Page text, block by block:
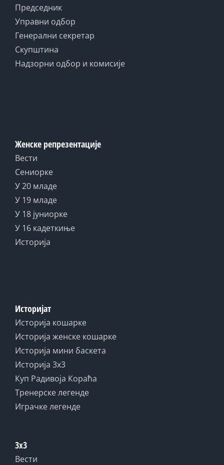
Председник
Управни одбор
Генерални секретар
Скупштина
Надзорни одбор и комисије
Женске репрезентације
Вести
Сениорке
У 20 младе
У 19 младе
У 18 јуниорке
У 16 кадеткиње
Историја
Историјат
Историја кошарке
Историја женске кошарке
Историја мини баскета
Историја 3x3
Куп Радивоја Кораћа
Тренерске легенде
Играчке легенде
3x3
Вести